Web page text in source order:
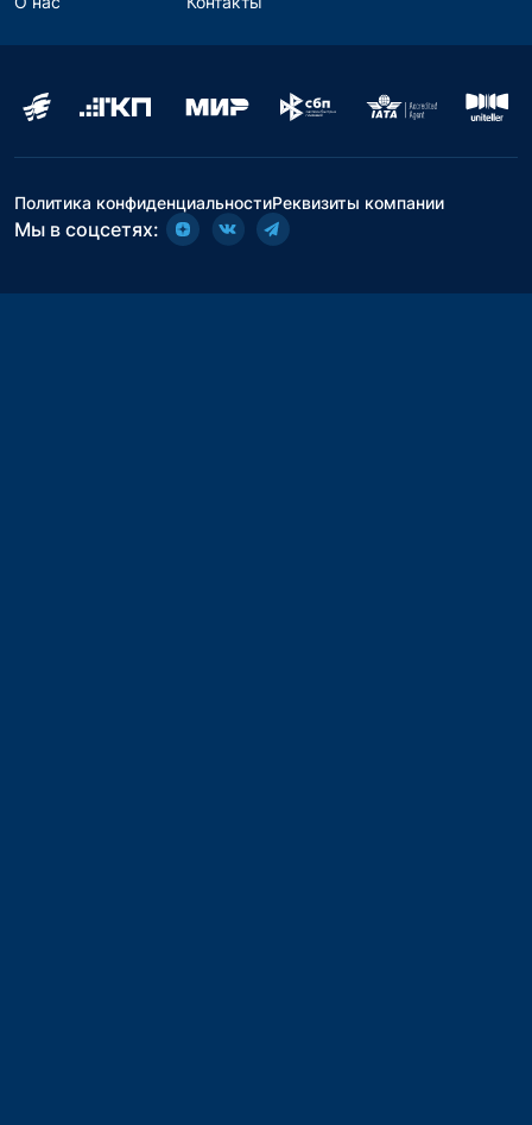
Политика конфиденциальностиРеквизиты компании
Мы в соцсетях: